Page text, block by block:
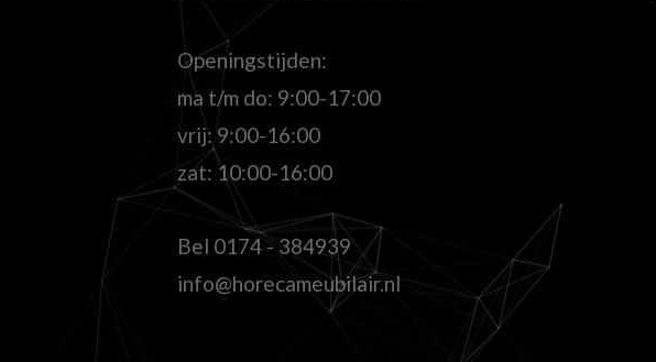
Openingstijden:
ma t/m do: 9:00-17:00
vrij: 9:00-16:00
zat: 10:00-16:00
Bel 0174 - 384939
info@horecameubilair.nl